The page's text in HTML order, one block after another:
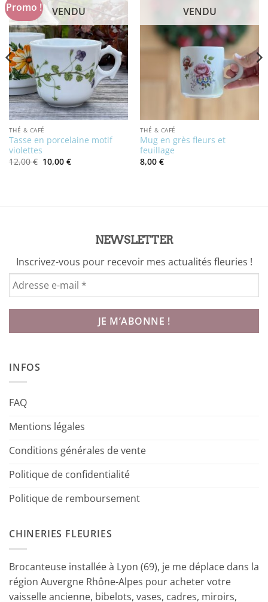
Promo ! VENDU
THÉ & CAFÉ
Tasse en porcelaine motif
violettes
12,00€ Le
prix
10,00 €Le
prix
VENDU
THÉ & CAFÉ
Mug en grès fleurs et
feuillage
8,00 €
NEWSLETTER
Inscrivez-vous pour recevoir mes actualités fleuries !
INFOS
FAQ
Mentions légales
Conditions générales de vente
Politique de confidentialité
Politique de remboursement
CHINERIES FLEURIES
Brocanteuse installée à Lyon (69), je me déplace dans la
région Auvergne Rhône-Alpes pour acheter votre
vaisselle ancienne, bibelots, vases, cadres, miroirs,